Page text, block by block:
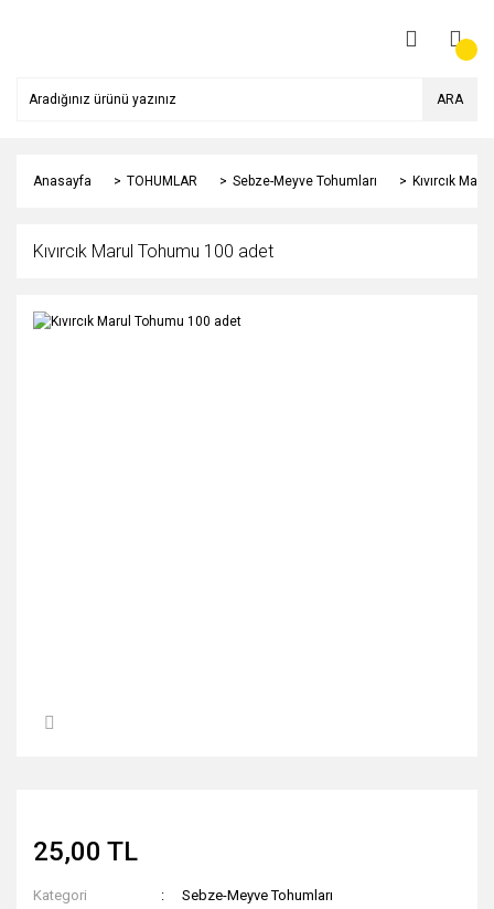
ARA
Anasayfa TOHUMLAR Sebze-Meyve Tohumları Kıvırcık
Kıvırcık Marul Tohumu 100 adet
25,00 TL
Kategori
Sebze-Meyve Tohumları